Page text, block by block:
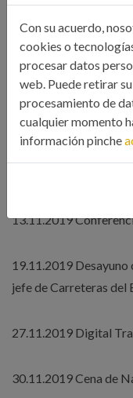
07.11.2019 Curso
10.11.2019 Visita al
11.11.2019
Director UFD.
13.11.2019
19.11.2019 Desayuno
jefe de Carreteras del
27.11.2019 Digital
30.11.2019 Cena de
Con su acuerdo,
cookies o
procesar datos
web. Puede retirar
procesamiento de
cualquier momento
información pinche